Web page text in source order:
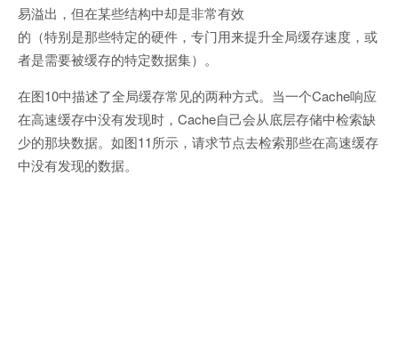
易溢出，但在某些结构中却是非常有效
的（特别是那些特定的硬件，专门用来提升全局缓存速度，或
者是需要被缓存的特定数据集）。
在图10中描述了全局缓存常见的两种方式。当一个Cache响应
在高速缓存中没有发现时，Cache自己会从底层存储中检索缺
少的那块数据。如图11所示，请求节点去检索那些在高速缓存
中没有发现的数据。